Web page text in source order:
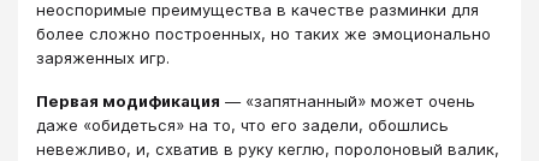
неоспоримые преимущества в качестве разминки для
более сложно построенных, но таких же эмоционально
заряженных игр.
Первая модификация — «запятнанный» может очень
даже «обидеться» на то, что его задели, обошлись
невежливо, и, схватив в руку кеглю, поролоновый валик,